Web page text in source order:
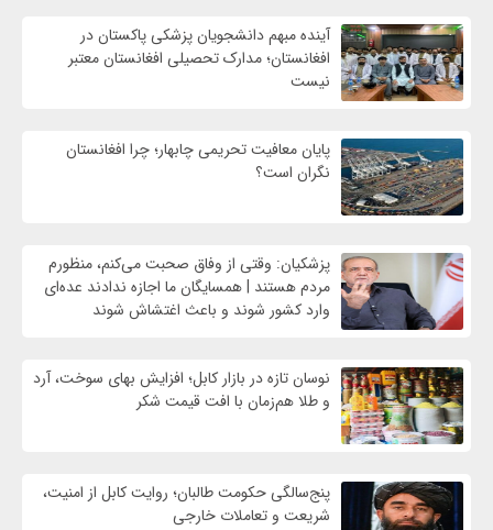
آینده مبهم دانشجویان پزشکی پاکستان در
افغانستان؛ مدارک تحصیلی افغانستان معتبر
نیست
پایان معافیت تحریمی‌ چابهار؛ چرا افغانستان
نگران است؟
پزشکیان: وقتی از وفاق صحبت می‌کنم، منظورم
مردم هستند | همسایگان ما اجازه ندادند عده‌ای
وارد کشور شوند و باعث اغتشاش شوند
نوسان تازه در بازار کابل؛ افزایش بهای سوخت، آرد
و طلا هم‌زمان با افت قیمت شکر
پنج‌سالگی حکومت طالبان؛ روایت کابل از امنیت،
شریعت و تعاملات خارجی